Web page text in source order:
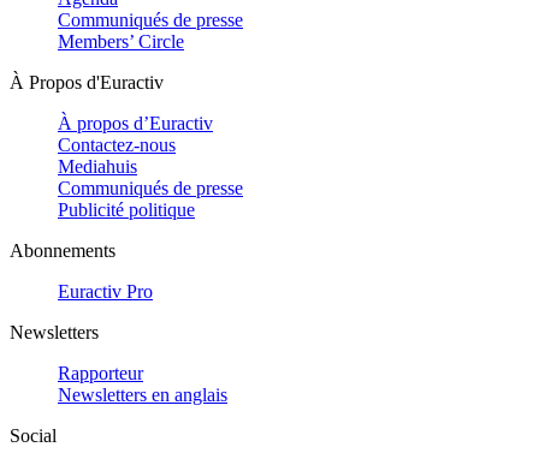
Communiqués de presse
Members’ Circle
À Propos d'Euractiv
À propos d’Euractiv
Contactez-nous
Mediahuis
Communiqués de presse
Publicité politique
Abonnements
Euractiv Pro
Newsletters
Rapporteur
Newsletters en anglais
Social